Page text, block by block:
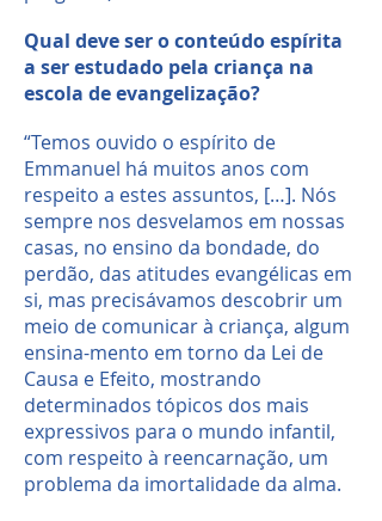
Qual deve ser o conteúdo espírita
a ser estudado pela criança na
escola de evangelização?
“Temos ouvido o espírito de
Emmanuel há muitos anos com
respeito a estes assuntos, […]. Nós
sempre nos desvelamos em nossas
casas, no ensino da bondade, do
perdão, das atitudes evangélicas em
si, mas precisávamos descobrir um
meio de comunicar à criança, algum
ensina-mento em torno da Lei de
Causa e Efeito, mostrando
determinados tópicos dos mais
expressivos para o mundo infantil,
com respeito à reencarnação, um
problema da imortalidade da alma.